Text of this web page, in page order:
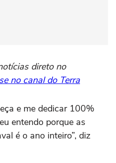
direto no
no canal do Terra
e me dedicar 100%
entendo porque as
é o ano inteiro”, diz